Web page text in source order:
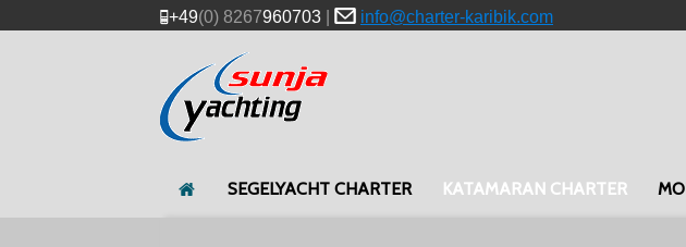
+49(0) 8267960703 info@charter-karibik.com
SEGELYACHT CHARTER KATAMARAN CHARTER